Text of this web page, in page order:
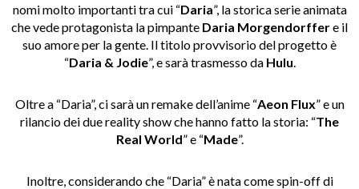
nomi molto importanti tra cui “Daria”, la storica serie animata
che vede protagonista la pimpante Daria Morgendorffere il
suo amore per la gente. Il titolo provvisorio del progetto è
“Daria & Jodie”, e sarà trasmesso da Hulu.
Oltre a “Daria”, ci sarà un remake dell’anime “Aeon Flux” e un
rilancio dei due reality show che hanno fatto la storia: “The
Real World” e “Made”.
Inoltre, considerando che “Daria” è nata come spin-off di